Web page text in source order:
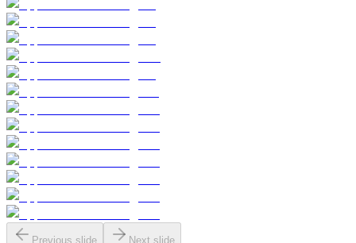
Previous slide Next slide